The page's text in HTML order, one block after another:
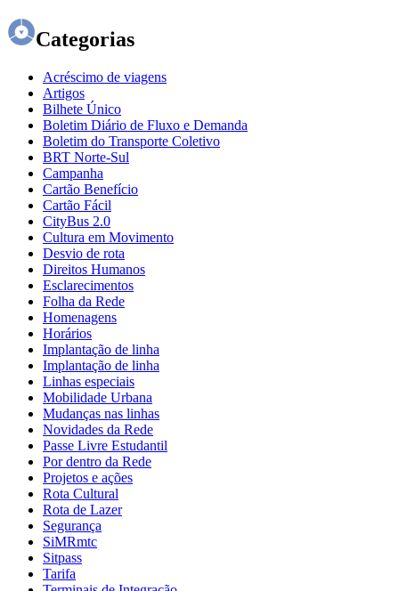
Categorias
Acréscimo de viagens
Artigos
Bilhete Único
Boletim Diário de Fluxo e Demanda
Boletim do Transporte Coletivo
BRT Norte-Sul
Campanha
Cartão Benefício
Cartão Fácil
CityBus 2.0
Cultura em Movimento
Desvio de rota
Direitos Humanos
Esclarecimentos
Folha da Rede
Homenagens
Horários
Implantação de linha
Implantação de linha
Linhas especiais
Mobilidade Urbana
Mudanças nas linhas
Novidades da Rede
Passe Livre Estudantil
Por dentro da Rede
Projetos e ações
Rota Cultural
Rota de Lazer
Segurança
SiMRmtc
Sitpass
Tarifa